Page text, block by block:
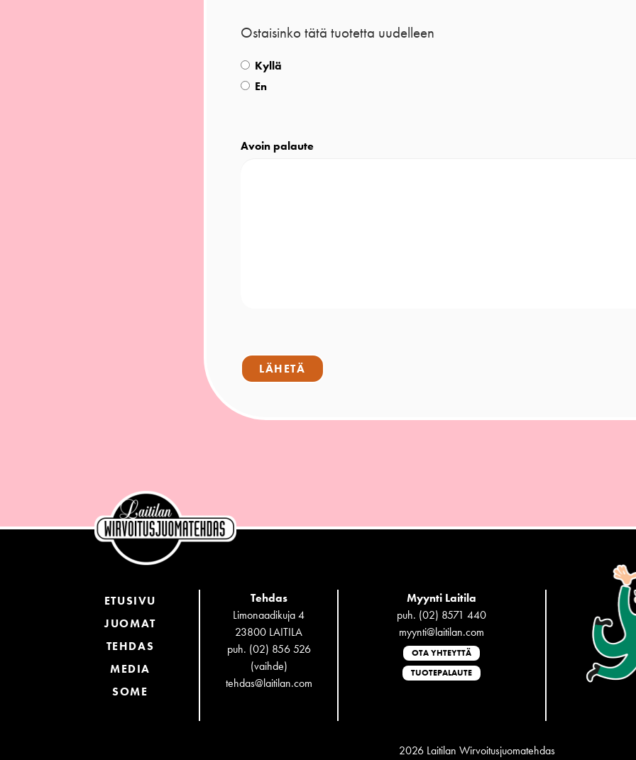
Ostaisinko tätä tuotetta uudelleen
Kyllä
En
Avoin palaute
ETUSIVU
JUOMAT
TEHDAS
MEDIA
SOME
Tehdas
Limonaadikuja 4
23800 LAITILA
puh. (02) 856 526
(vaihde)
tehdas@laitilan.com
Myynti Laitila
puh. (02) 8571 440
myynti@laitilan.com
OTA YHTEYTTÄ
TUOTEPALAUTE
2026 Laitilan Wirvoitusjuomatehdas